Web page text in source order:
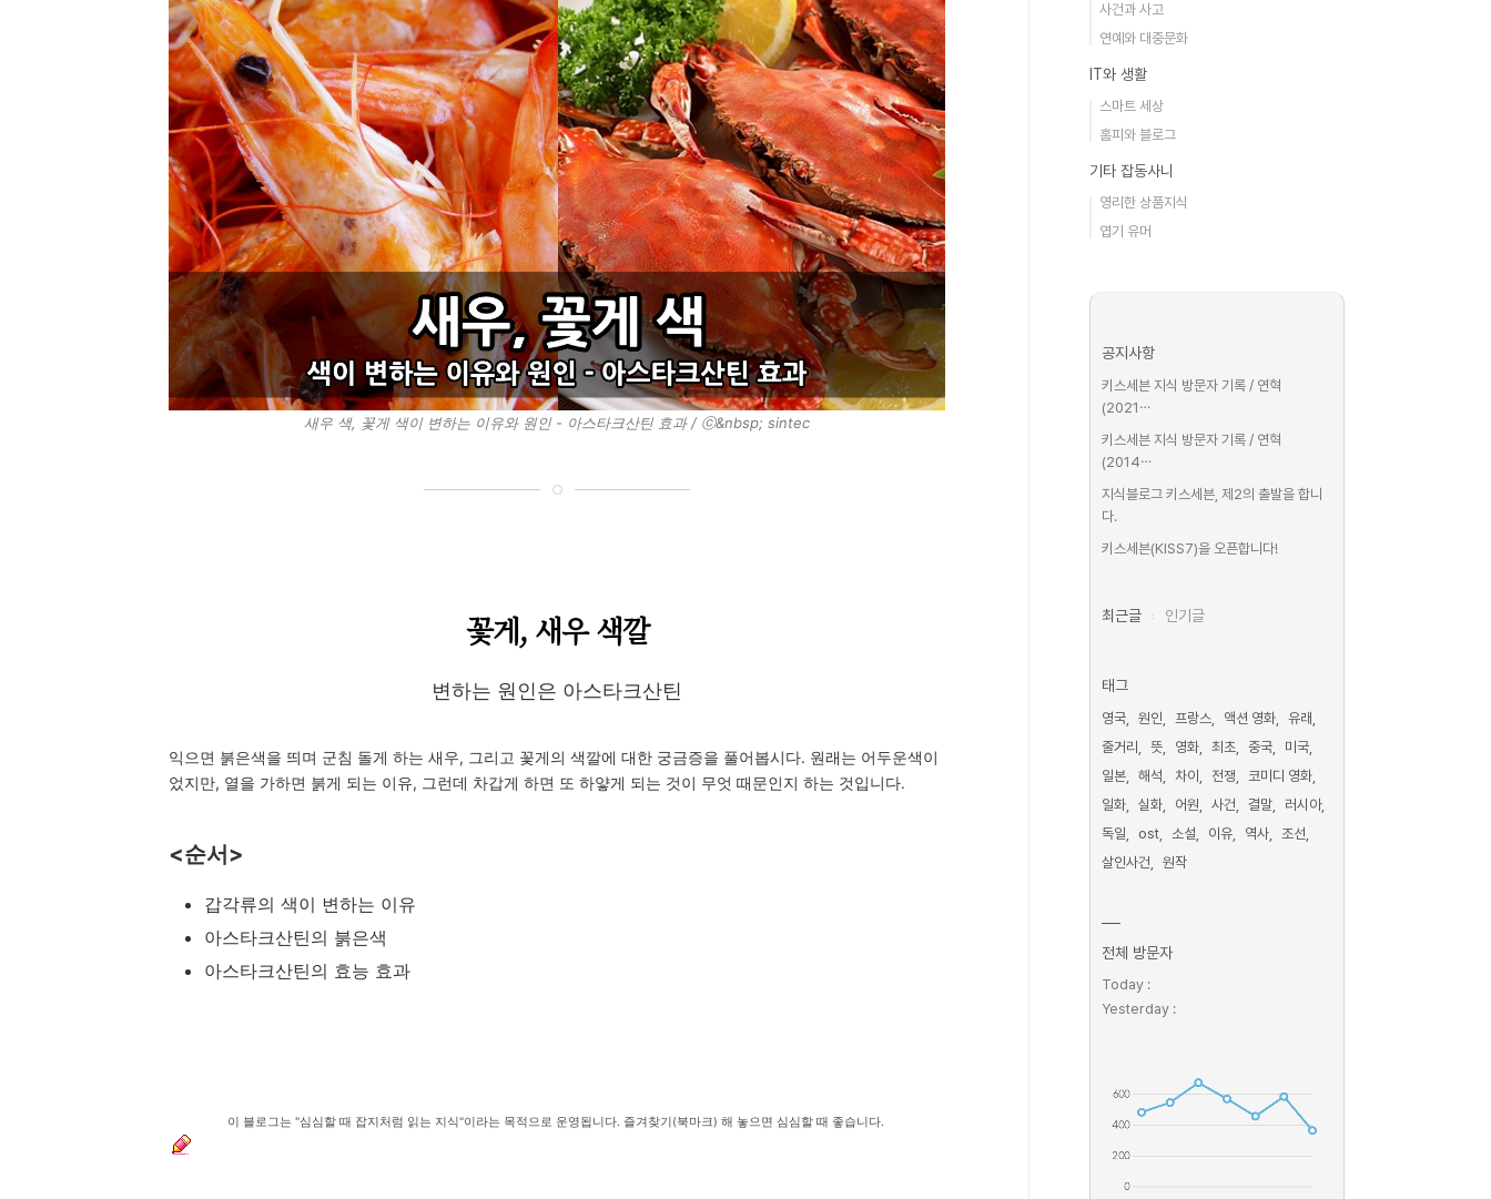
새우 색, 꽃게 색이 변하는 이유와 원인 - 아스타크산틴 효과 / ⓒ&nbsp; sintec
꽃게, 새우 색깔
변하는 원인은 아스타크산틴
익으면 붉은색을 띄며 군침 돌게 하는 새우, 그리고 꽃게의 색깔에 대한 궁금증을 풀어봅시다. 원래는 어두운색이
었지만, 열을 가하면 붉게 되는 이유, 그런데 차갑게 하면 또 하얗게 되는 것이 무엇 때문인지 하는 것입니다.
<순서>
갑각류의 색이 변하는 이유
아스타크산틴의 붉은색
아스타크산틴의 효능 효과
이 블로그는 "심심할 때 잡지처럼 읽는 지식"이라는 목적으로 운영됩니다. 즐겨찾기(북마크) 해 놓으면 심심할 때 좋습니다.
사건과 사고
연예와 대중문화
IT와 생활
스마트 세상
홈피와 블로그
기타 잡동사니
영리한 상품지식
엽기 유머
공지사항
키스세븐 지식 방문자 기록 / 연혁
(2021⋯
키스세븐 지식 방문자 기록 / 연혁
(2014⋯
지식블로그 키스세븐, 제2의 출발을 합니
다.
키스세븐(KISS7)을 오픈합니다!
최근글 인기글
태그
영국 원인 프랑스 액션 영화
유래
줄거리
뜻 영화 최초 중국
미국
일본
해석 차이 전쟁
코미디 영화
일화
실화 어원 사건 결말
러시아
독일
ost 소설 이유 역사
조선
살인사건
원작
전체 방문자
Today :
Yesterday :